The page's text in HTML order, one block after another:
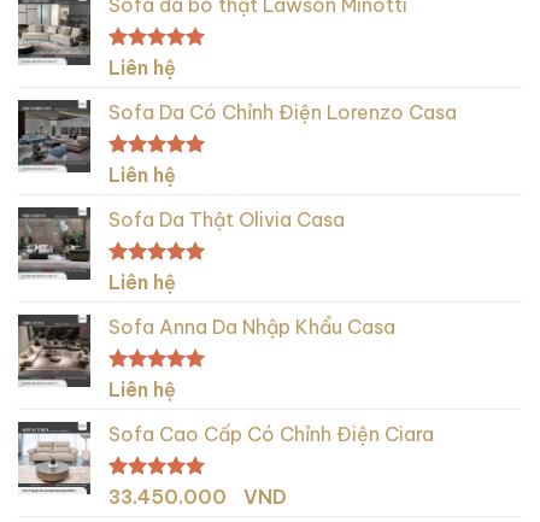
Sofa da bò thật Lawson Minotti
Được xếp
5.00
5 sao
Liên hệ
Sofa Da Có Chỉnh Điện Lorenzo Casa
Được xếp
5.00
5 sao
Liên hệ
Sofa Da Thật Olivia Casa
Được xếp
5.00
5 sao
Liên hệ
Sofa Anna Da Nhập Khẩu Casa
Được xếp
5.00
5 sao
Liên hệ
Sofa Cao Cấp Có Chỉnh Điện Ciara
Được xếp
33.450.000
VND